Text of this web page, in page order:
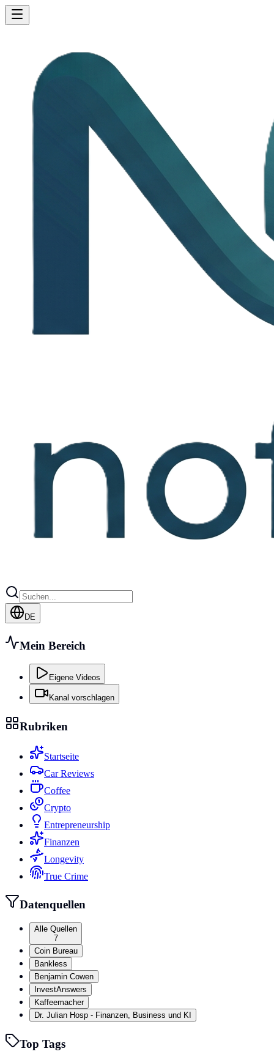
DE
Mein Bereich
Eigene Videos
Kanal vorschlagen
Rubriken
Startseite
Car Reviews
Coffee
Crypto
Entrepreneurship
Finanzen
Longevity
True Crime
Datenquellen
Alle Quellen
7
Coin Bureau
Bankless
Benjamin Cowen
InvestAnswers
Kaffeemacher
Dr. Julian Hosp - Finanzen, Business und KI
Top Tags